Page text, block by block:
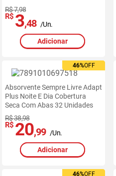
R$ 7,98
R$ 3,48 /Un.
Adicionar
46%OFF
46%OFF
Absorvente Sempre Livre Adapt
Plus Noite E Dia Cobertura
Seca Com Abas 32 Unidades
R$ 38,98
R$ 20,99 /Un.
Adicionar
46%OFF
46%OFF